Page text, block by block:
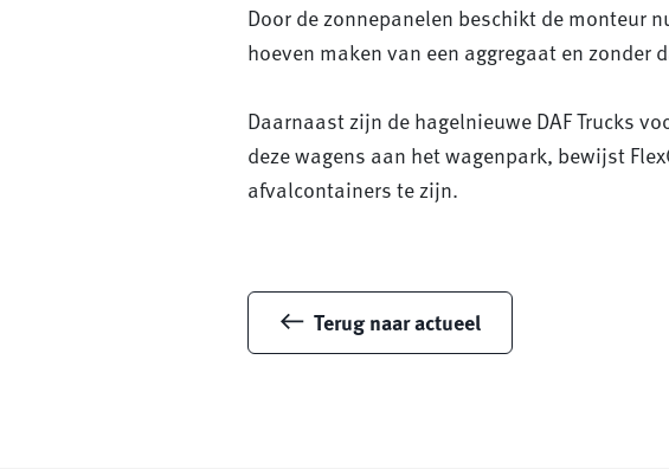
Door de zonnepanelen beschikt de monteur
hoeven maken van een aggregaat en
Daarnaast zijn de hagelnieuwe DAF Trucks
deze wagens aan het wagenpark, bewijst
afvalcontainers te zijn.
Terug naar actueel